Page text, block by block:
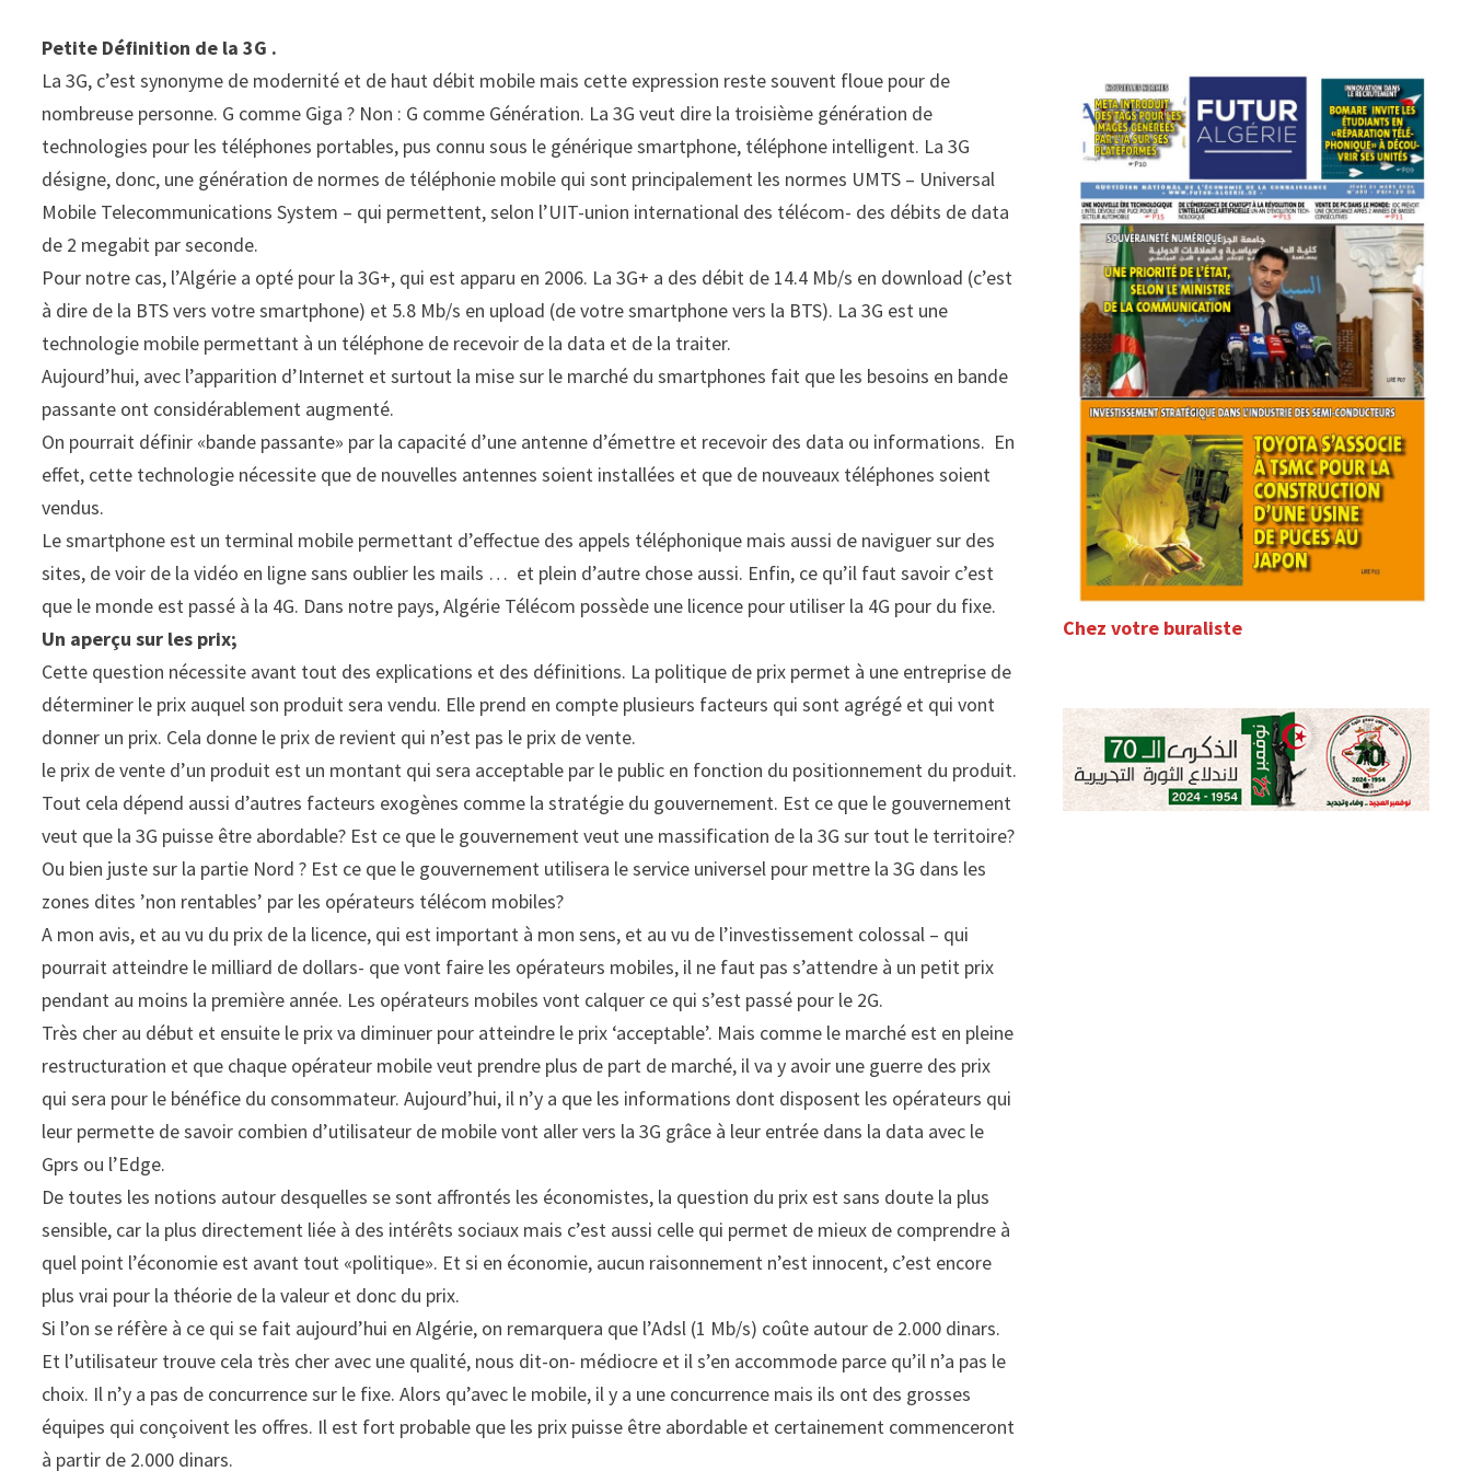
Petite Définition de la 3G .
La 3G, c’est synonyme de modernité et de haut débit mobile mais cette expression reste souvent floue pour de
nombreuse personne. G comme Giga ? Non : G comme Génération. La 3G veut dire la troisième génération de
technologies pour les téléphones portables, pus connu sous le générique smartphone, téléphone intelligent. La 3G
désigne, donc, une génération de normes de téléphonie mobile qui sont principalement les normes UMTS – Universal
Mobile Telecommunications System – qui permettent, selon l’UIT-union international des télécom- des débits de data
de 2 megabit par seconde.
Pour notre cas, l’Algérie a opté pour la 3G+, qui est apparu en 2006. La 3G+ a des débit de 14.4 Mb/s en download (c’est
à dire de la BTS vers votre smartphone) et 5.8 Mb/s en upload (de votre smartphone vers la BTS). La 3G est une
technologie mobile permettant à un téléphone de recevoir de la data et de la traiter.
Aujourd’hui, avec l’apparition d’Internet et surtout la mise sur le marché du smartphones fait que les besoins en bande
passante ont considérablement augmenté.
On pourrait définir «bande passante» par la capacité d’une antenne d’émettre et recevoir des data ou informations. En
effet, cette technologie nécessite que de nouvelles antennes soient installées et que de nouveaux téléphones soient
vendus.
Le smartphone est un terminal mobile permettant d’effectue des appels téléphonique mais aussi de naviguer sur des
sites, de voir de la vidéo en ligne sans oublier les mails … et plein d’autre chose aussi. Enfin, ce qu’il faut savoir c’est
que le monde est passé à la 4G. Dans notre pays, Algérie Télécom possède une licence pour utiliser la 4G pour du fixe.
Un aperçu sur les prix;
Cette question nécessite avant tout des explications et des définitions. La politique de prix permet à une entreprise de
déterminer le prix auquel son produit sera vendu. Elle prend en compte plusieurs facteurs qui sont agrégé et qui vont
donner un prix. Cela donne le prix de revient qui n’est pas le prix de vente.
le prix de vente d’un produit est un montant qui sera acceptable par le public en fonction du positionnement du produit.
Tout cela dépend aussi d’autres facteurs exogènes comme la stratégie du gouvernement. Est ce que le gouvernement
veut que la 3G puisse être abordable? Est ce que le gouvernement veut une massification de la 3G sur tout le territoire?
Ou bien juste sur la partie Nord ? Est ce que le gouvernement utilisera le service universel pour mettre la 3G dans les
zones dites ’non rentables’ par les opérateurs télécom mobiles?
A mon avis, et au vu du prix de la licence, qui est important à mon sens, et au vu de l’investissement colossal – qui
pourrait atteindre le milliard de dollars- que vont faire les opérateurs mobiles, il ne faut pas s’attendre à un petit prix
pendant au moins la première année. Les opérateurs mobiles vont calquer ce qui s’est passé pour le 2G.
Très cher au début et ensuite le prix va diminuer pour atteindre le prix ‘acceptable’. Mais comme le marché est en pleine
restructuration et que chaque opérateur mobile veut prendre plus de part de marché, il va y avoir une guerre des prix
qui sera pour le bénéfice du consommateur. Aujourd’hui, il n’y a que les informations dont disposent les opérateurs qui
leur permette de savoir combien d’utilisateur de mobile vont aller vers la 3G grâce à leur entrée dans la data avec le
Gprs ou l’Edge.
De toutes les notions autour desquelles se sont affrontés les économistes, la question du prix est sans doute la plus
sensible, car la plus directement liée à des intérêts sociaux mais c’est aussi celle qui permet de mieux de comprendre à
quel point l’économie est avant tout «politique». Et si en économie, aucun raisonnement n’est innocent, c’est encore
plus vrai pour la théorie de la valeur et donc du prix.
Si l’on se réfère à ce qui se fait aujourd’hui en Algérie, on remarquera que l’Adsl (1 Mb/s) coûte autour de 2.000 dinars.
Et l’utilisateur trouve cela très cher avec une qualité, nous dit-on- médiocre et il s’en accommode parce qu’il n’a pas le
choix. Il n’y a pas de concurrence sur le fixe. Alors qu’avec le mobile, il y a une concurrence mais ils ont des grosses
équipes qui conçoivent les offres. Il est fort probable que les prix puisse être abordable et certainement commenceront
à partir de 2.000 dinars.
Chez votre buraliste